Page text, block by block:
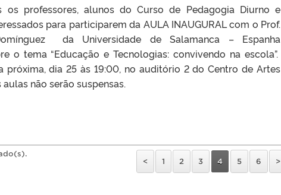
os professores, alunos do Curso de Pedagogia Diurno e
para participarem da AULA INAUGURAL com o Prof.
da Universidade de Salamanca – Espanha
o tema “Educação e Tecnologias: convivendo na escola”.
próxima, dia 25 às 19:00, no auditório 2 do Centro de Artes
não serão suspensas.
<
1 2 3 4 5 6 >